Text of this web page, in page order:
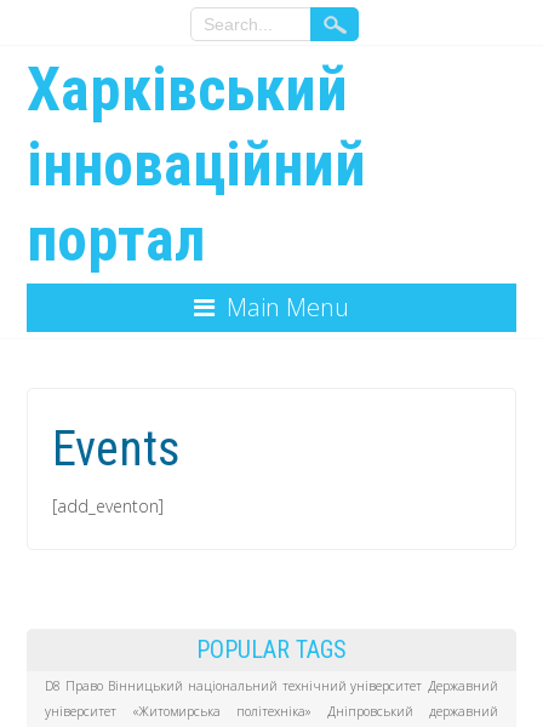
Харківський
інноваційний
портал
Main Menu
Events
[add_eventon]
POPULAR TAGS
D8 Право Вінницький національний технічний університет Державний
університет «Житомирська політехніка»
Дніпровський державний